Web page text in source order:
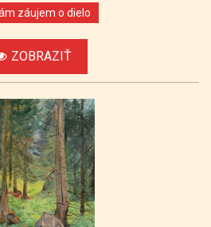
záujem o dielo
ZOBRAZIŤ